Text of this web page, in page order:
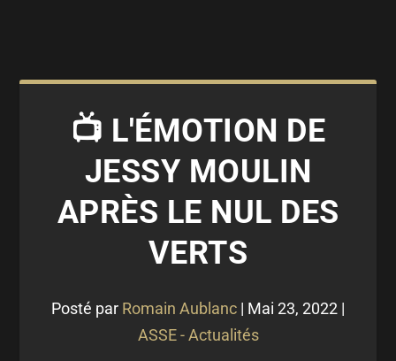
📺 L'ÉMOTION DE
JESSY MOULIN
APRÈS LE NUL DES
VERTS
Posté par Romain Aublanc | Mai 23, 2022 |
ASSE - Actualités